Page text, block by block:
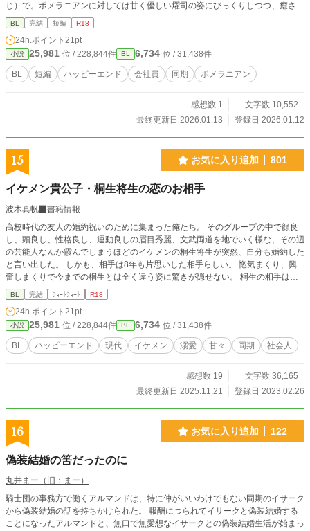
じ）で。ポメラニアンに対しては甘く優しい燿司の姿にびっくりしつつ、癒され
ると…
BL 完結 短編 R18
24h.ポイント 21pt
小説 25,981 位 / 228,844件 BL 6,734 位 / 31,438件
BL 短編 ハッピーエンド 会社員 同期 ポメラニアン
感想数 1
文字数 10,552
最終更新日 2026.01.13
登録日 2026.01.12
15 お気に入り追加 801
イケメン貴公子・桐生将生の恋のお相手
波木真帆
書籍情報
高校時代の友人の婚約祝いのために集まった俺たち。 そのグループの中で顔良
し、頭良し、性格良し、運動良しの眉目秀麗、文武両道を地でいく様な、その辺
の芸能人なんか霞んでしまうほどのイケメンの桐生将生が突然、自分も婚約した
と言い出した。 しかも、相手は8年も片思いした相手らしい。 惚気まくり、興
奮しまくりで今までの桐生とは全く違う姿に驚きが隠せない。 桐生の相手はど
んな子なのか？ 1話、2話は友人のモブ視点。3話、4話は桐生視点で話が進みま
す。 おまけ話付きの全5話で終わる予定でしたが、全10話くらいになる予定で
す。 ※完結しましたが時々思い出したようにお話更新しています。 このお話は
以前お遊びで某所で二次創作していたものですが、勿体無いので完全オリジナル
に改稿して投稿しています。 イチャラブハッピーエンド小説です R18には※つ
けます。
BL 完結 ｼｮｰﾄｼｮｰﾄ R18
24h.ポイント 21pt
小説 25,981 位 / 228,844件 BL 6,734 位 / 31,438件
BL ハッピーエンド 現代 イケメン 溺愛 甘々 同期 社会人
感想数 19
文字数 36,165
最終更新日 2025.11.21
登録日 2023.02.26
16 お気に入り追加 122
偽装結婚の筈だったのに
丸井まー（旧：まー）
騎士団の事務方で働くアルマンドは、特に仲がいいわけでもない同期のイサーク
から偽装結婚の話を持ちかけられた。 報酬につられてイサークと偽装結婚する
ことになったアルマンドと、無口で無愛想なイサークとの偽装結婚生活が始まっ